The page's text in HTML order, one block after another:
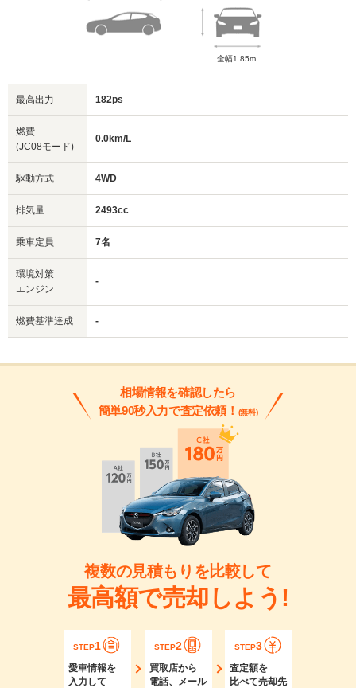
全幅1.85m
最高出力 182ps
燃費
(JC08モード)
0.0km/L
駆動方式 4WD
排気量 2493cc
乗車定員 7名
環境対策
エンジン
-
燃費基準達成 -
相場情報を確認したら
簡単90秒入力で査定依頼！ (無料)
複数の見積もりを比較して
最高額で売却しよう!
STEP1
愛車情報を
入力して
STEP2
買取店から
電話、メール
STEP3
査定額を
比べて売却先